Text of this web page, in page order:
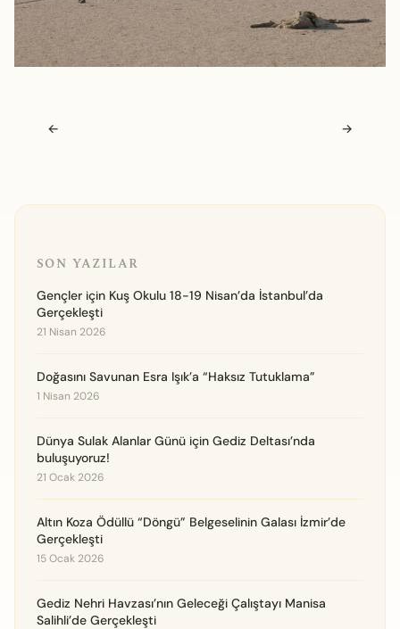
Navigasyon sonrası
← →
SON YAZILAR
Gençler için Kuş Okulu 18-19 Nisan’da İstanbul’da
Gerçekleşti
21 Nisan 2026
Doğasını Savunan Esra Işık’a “Haksız Tutuklama”
1 Nisan 2026
Dünya Sulak Alanlar Günü için Gediz Deltası’nda
buluşuyoruz!
21 Ocak 2026
Altın Koza Ödüllü “Döngü” Belgeselinin Galası İzmir’de
Gerçekleşti
15 Ocak 2026
Gediz Nehri Havzası’nın Geleceği Çalıştayı Manisa
Salihli’de Gerçekleşti